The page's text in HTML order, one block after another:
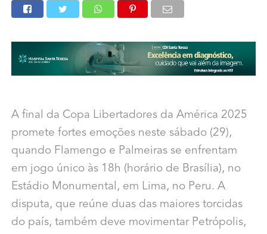
A final da Copa Libertadores da América 2025
promete fortes emoções neste sábado (29),
quando Flamengo e Palmeiras se enfrentam
em jogo único às 18h (horário de Brasília), no
Estádio Monumental, em Lima, no Peru. A
disputa, que reúne duas das maiores torcidas
do país, também deve movimentar Petrópolis,